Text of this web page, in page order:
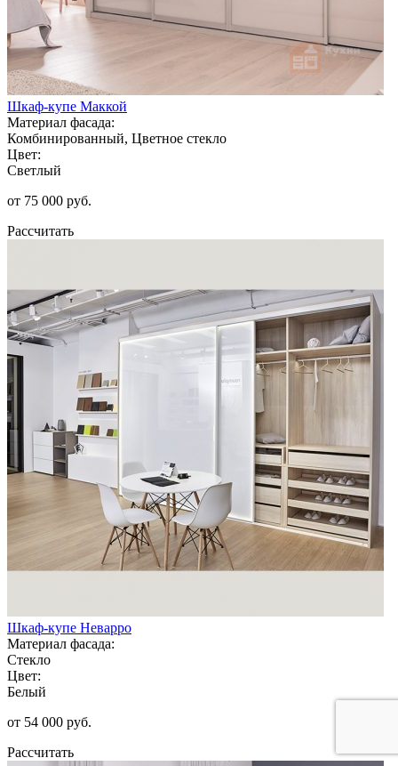
Шкаф-купе Маккой
Материал фасада:
Комбинированный, Цветное стекло
Цвет:
Светлый
от 75 000 руб.
Рассчитать
Шкаф-купе Неварро
Материал фасада:
Стекло
Цвет:
Белый
от 54 000 руб.
Рассчитать